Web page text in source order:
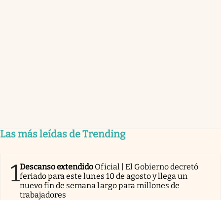
Las más leídas de Trending
1Descanso extendido Oficial | El Gobierno decretó
feriado para este lunes 10 de agosto y llega un
nuevo fin de semana largo para millones de
trabajadores